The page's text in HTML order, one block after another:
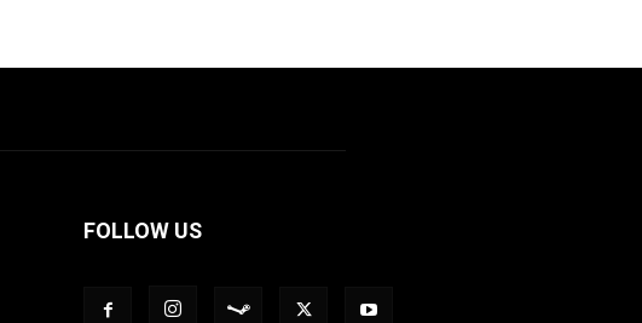
FOLLOW US